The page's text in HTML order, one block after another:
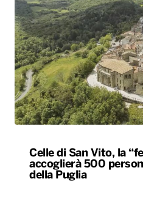
Celle di San Vito, la
accoglierà 500
della Puglia